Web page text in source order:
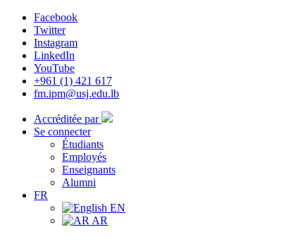
Facebook
Twitter
Instagram
LinkedIn
YouTube
+961 (1) 421 617
fm.ipm@usj.edu.lb
Accréditée par
Se connecter
Étudiants
Employés
Enseignants
Alumni
FR
EN
AR